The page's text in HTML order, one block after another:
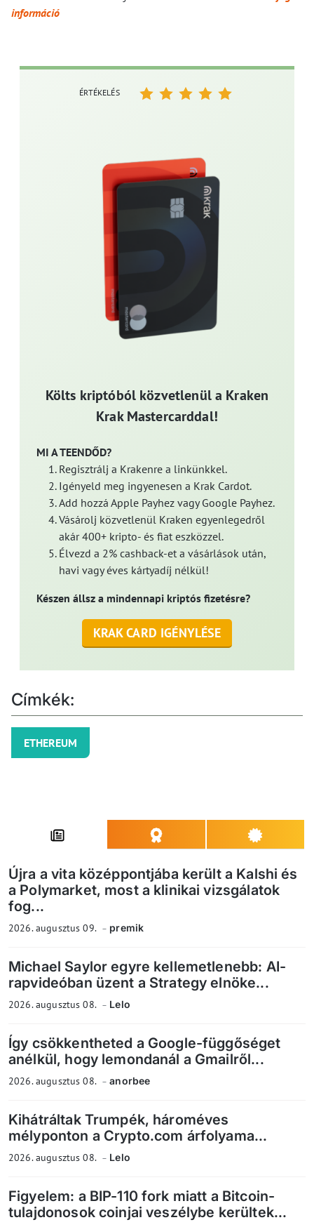
információ
Költs kriptóból közvetlenül a Kraken
Krak Mastercarddal!
MI A TEENDŐD?
Regisztrálj a Krakenre a linkünkkel.
Igényeld meg ingyenesen a Krak Cardot.
Add hozzá Apple Payhez vagy Google Payhez.
Vásárolj közvetlenül Kraken egyenlegedről
akár 400+ kripto- és fiat eszközzel.
Élvezd a 2% cashback-et a vásárlások után,
havi vagy éves kártyadíj nélkül!
Készen állsz a mindennapi kriptós fizetésre?
KRAK CARD IGÉNYLÉSE
ÉRTÉKELÉS
Címkék:
ETHEREUM
Újra a vita középpontjába került a Kalshi és
a Polymarket, most a klinikai vizsgálatok
fog...
2026. augusztus 09. premik
Michael Saylor egyre kellemetlenebb: AI-
rapvideóban üzent a Strategy elnöke...
2026. augusztus 08. Lelo
Így csökkentheted a Google-függőséget
anélkül, hogy lemondanál a Gmailről...
2026. augusztus 08. anorbee
Kihátráltak Trumpék, hároméves
mélyponton a Crypto.com árfolyama...
2026. augusztus 08. Lelo
Figyelem: a BIP-110 fork miatt a Bitcoin-
tulajdonosok coinjai veszélybe kerültek...